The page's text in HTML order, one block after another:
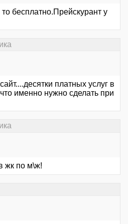
бесплатно.Прейскурант у
платных услуг в
именно нужно сделать при
жк по м\ж!